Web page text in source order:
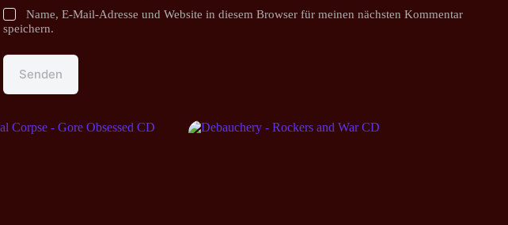
Name, E-Mail-Adresse und Website in diesem Browser für meinen nächsten Kommentar
speichern.
Senden